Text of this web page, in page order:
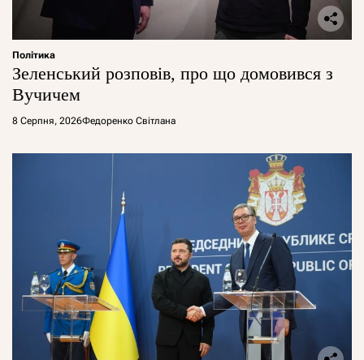
Політика
Зеленський розповів, про що домовився з
Вучичем
8 Серпня, 2026Федоренко Світлана